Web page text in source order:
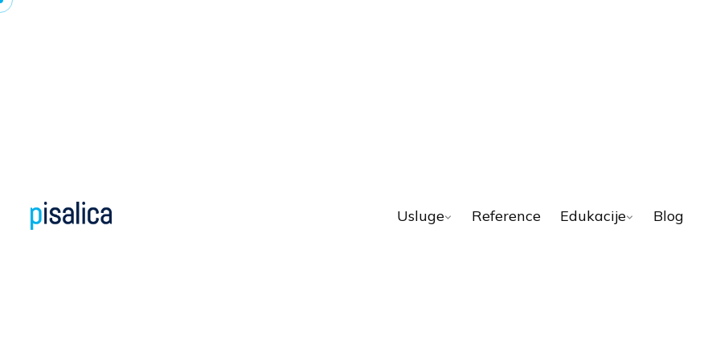
Usluge Reference Edukacije Blog